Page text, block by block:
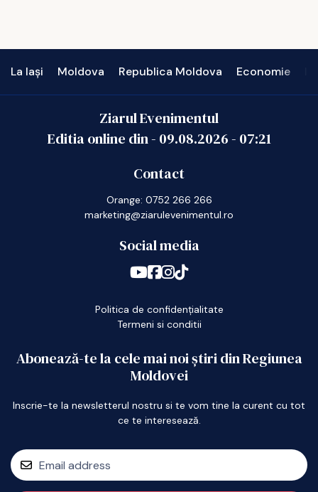
La Iași Moldova Republica Moldova Economie
Ziarul Evenimentul
Editia online din - 09.08.2026- 07:21
Contact
Orange: 0752 266 266
marketing@ziarulevenimentul.ro
Social media
Politica de confidențialitate
Termeni si conditii
Abonează-te la cele mai noi știri din Regiunea
Moldovei
Inscrie-te la newsletterul nostru si te vom tine la curent cu tot
ce te interesează.